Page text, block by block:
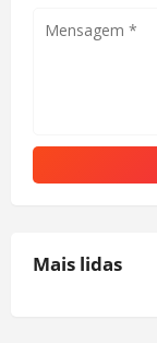
Mais lidas